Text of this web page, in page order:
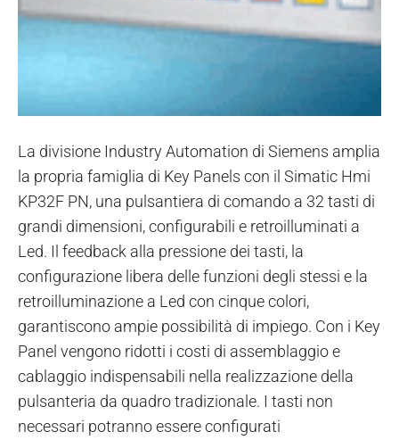
La divisione Industry Automation di Siemens amplia
la propria famiglia di Key Panels con il Simatic Hmi
KP32F PN, una pulsantiera di comando a 32 tasti di
grandi dimensioni, configurabili e retroilluminati a
Led. Il feedback alla pressione dei tasti, la
configurazione libera delle funzioni degli stessi e la
retroilluminazione a Led con cinque colori,
garantiscono ampie possibilità di impiego. Con i Key
Panel vengono ridotti i costi di assemblaggio e
cablaggio indispensabili nella realizzazione della
pulsanteria da quadro tradizionale. I tasti non
necessari potranno essere configurati